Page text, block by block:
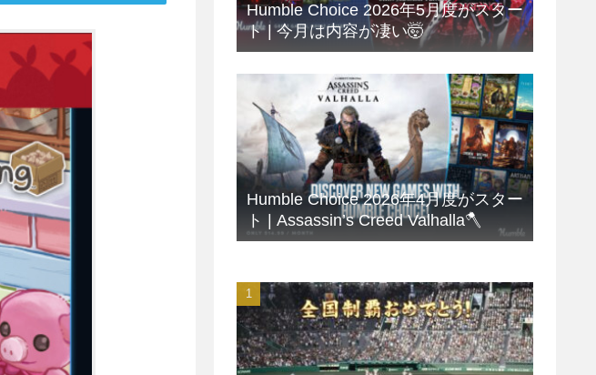
Humble Choice 2026年5月度がスター
ト | 今月は内容が凄い🤯
Humble Choice 2026年4月度がスター
ト | Assassin’s Creed Valhalla🪓